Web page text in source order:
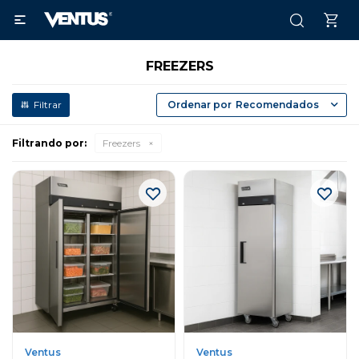

FREEZERS
Recomendados
Filtrando por: Freezers
Ventus Ventus